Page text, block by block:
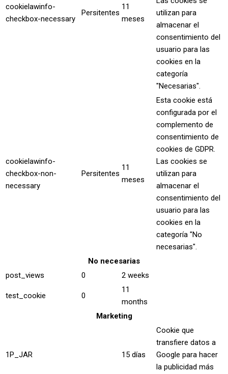
cookielawinfo-
checkbox-necessary
Persitentes
11
meses
utilizan para
almacenar el
consentimiento del
usuario para las
cookies en la
categoría
"Necesarias".
cookielawinfo-
checkbox-non-
necessary
Persitentes
11
meses
Esta cookie está
configurada por el
complemento de
consentimiento de
cookies de GDPR.
Las cookies se
utilizan para
almacenar el
consentimiento del
usuario para las
cookies en la
categoría "No
necesarias".
No necesarias
post_views
0 2 weeks
test_cookie 0
11
months
Marketing
1P_JAR 15 días
Cookie que
transfiere datos a
Google para hacer
la publicidad más